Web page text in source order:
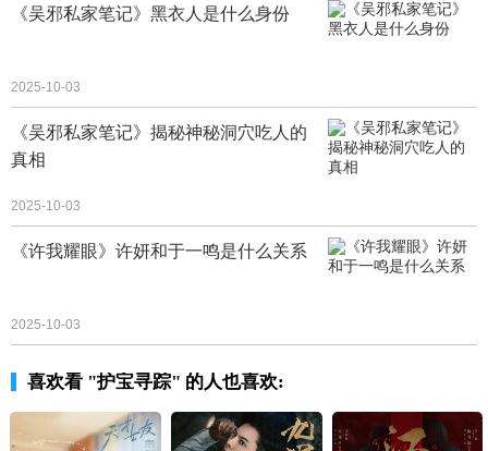
《吴邪私家笔记》黑衣人是什么身份
2025-10-03
《吴邪私家笔记》揭秘神秘洞穴吃人的
真相
2025-10-03
《许我耀眼》许妍和于一鸣是什么关系
2025-10-03
喜欢看 "护宝寻踪" 的人也喜欢: